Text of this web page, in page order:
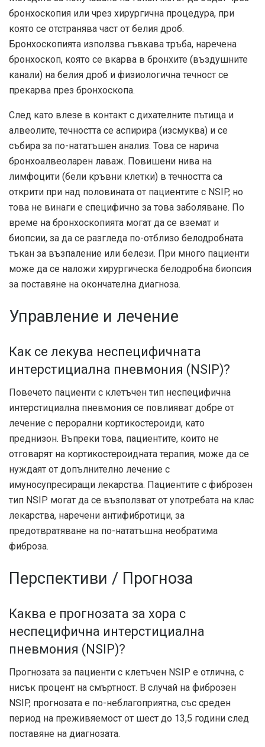
бронхоскопия или чрез хирургична процедура, при
която се отстранява част от белия дроб.
Бронхоскопията използва гъвкава тръба, наречена
бронхоскоп, която се вкарва в бронхите (въздушните
канали) на белия дроб и физиологична течност се
прекарва през бронхоскопа.
След като влезе в контакт с дихателните пътища и
алвеолите, течността се аспирира (изсмуква) и се
събира за по-нататъшен анализ. Това се нарича
бронхоалвеоларен лаваж. Повишени нива на
лимфоцити (бели кръвни клетки) в течността са
открити при над половината от пациентите с NSIP, но
това не винаги е специфично за това заболяване. По
време на бронхоскопията могат да се вземат и
биопсии, за да се разгледа по-отблизо белодробната
тъкан за възпаление или белези. При много пациенти
може да се наложи хирургическа белодробна биопсия
за поставяне на окончателна диагноза.
Управление и лечение
Как се лекува неспецифичната
интерстициална пневмония (NSIP)?
Повечето пациенти с клетъчен тип неспецифична
интерстициална пневмония се повлияват добре от
лечение с перорални кортикостероиди, като
преднизон. Въпреки това, пациентите, които не
отговарят на кортикостероидната терапия, може да се
нуждаят от допълнително лечение с
имуносупресиращи лекарства. Пациентите с фиброзен
тип NSIP могат да се възползват от употребата на клас
лекарства, наречени антифибротици, за
предотвратяване на по-нататъшна необратима
фиброза.
Перспективи / Прогноза
Каква е прогнозата за хора с
неспецифична интерстициална
пневмония (NSIP)?
Прогнозата за пациенти с клетъчен NSIP е отлична, с
нисък процент на смъртност. В случай на фиброзен
NSIP, прогнозата е по-неблагоприятна, със среден
период на преживяемост от шест до 13,5 години след
поставяне на диагнозата.